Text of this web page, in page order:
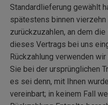
Standardlieferung gewählt
spätestens binnen vierzehn
zurückzuzahlen, an dem
dieses Vertrags bei uns
Rückzahlung verwenden
Sie bei der ursprünglichen
es sei denn, mit Ihnen
vereinbart; in keinem Fall